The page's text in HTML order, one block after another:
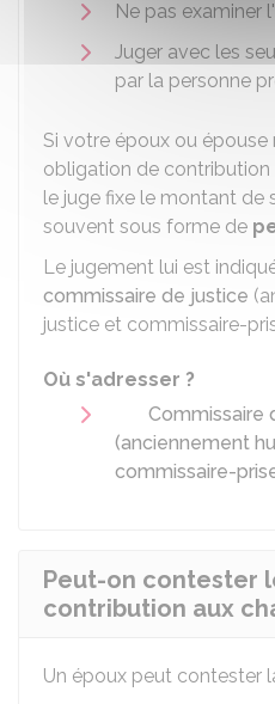
Ne pas examiner
Juger avec les
par la personne
Si votre époux ou épouse
obligation de contribution
le juge fixe le montant de
souvent sous forme de
Le jugement lui est
commissaire de justice
justice et commissaire-
Où s'adresser ?
Commissaire
(anciennement
commissaire-
Peut-on contester
contribution aux
Un époux peut contester